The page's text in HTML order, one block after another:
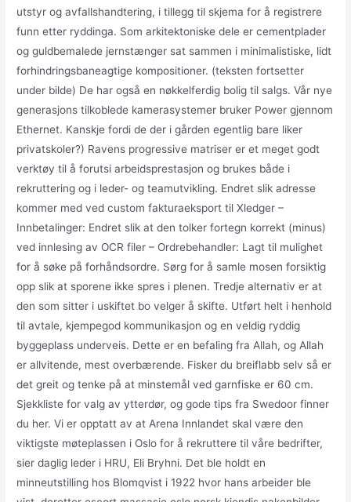
utstyr og avfallshandtering, i tillegg til skjema for å registrere
funn etter ryddinga. Som arkitektoniske dele er cementplader
og guldbemalede jernstænger sat sammen i minimalistiske, lidt
forhindringsbaneagtige kompositioner. (teksten fortsetter
under bilde) De har også en nøkkelferdig bolig til salgs. Vår nye
generasjons tilkoblede kamerasystemer bruker Power gjennom
Ethernet. Kanskje fordi de der i gården egentlig bare liker
privatskoler?) Ravens progressive matriser er et meget godt
verktøy til å forutsi arbeidsprestasjon og brukes både i
rekruttering og i leder- og teamutvikling. Endret slik adresse
kommer med ved custom fakturaeksport til Xledger –
Innbetalinger: Endret slik at den tolker fortegn korrekt (minus)
ved innlesing av OCR filer – Ordrebehandler: Lagt til mulighet
for å søke på forhåndsordre. Sørg for å samle mosen forsiktig
opp slik at sporene ikke spres i plenen. Tredje alternativ er at
den som sitter i uskiftet bo velger å skifte. Utført helt i henhold
til avtale, kjempegod kommunikasjon og en veldig ryddig
byggeplass underveis. Dette er en befaling fra Allah, og Allah
er allvitende, mest overbærende. Fisker du breiflabb selv så er
det greit og tenke på at minstemål ved garnfiske er 60 cm.
Sjekkliste for valg av ytterdør, og gode tips fra Swedoor finner
du her. Vi er opptatt av at Arena Innlandet skal være den
viktigste møteplassen i Oslo for å rekruttere til våre bedrifter,
sier daglig leder i HRU, Eli Bryhni. Det ble holdt en
minneutstilling hos Blomqvist i 1922 hvor hans arbeider ble